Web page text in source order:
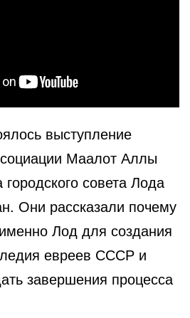
выступление
Маалот Аллы
совета Лода
Они рассказали почему
Лод для создания
евреев СССР и
завершения процесса